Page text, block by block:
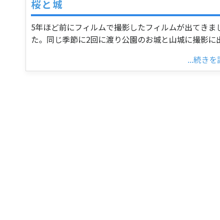
桜と城
5年ほど前にフィルムで撮影したフィルムが出てきま
た。同じ季節に2回に渡り公園のお城と山城に撮影に
...続きを